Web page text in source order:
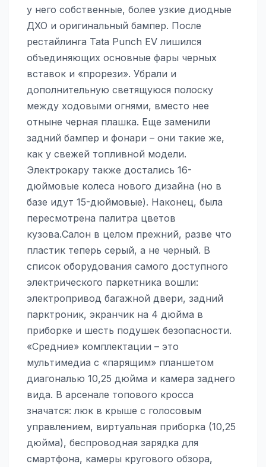
у него собственные, более узкие диодные
ДХО и оригинальный бампер. После
рестайлинга Tata Punch EV лишился
объединяющих основные фары черных
вставок и «прорези». Убрали и
дополнительную светящуюся полоску
между ходовыми огнями, вместо нее
отныне черная плашка. Еще заменили
задний бампер и фонари – они такие же,
как у свежей топливной модели.
Электрокару также достались 16-
дюймовые колеса нового дизайна (но в
базе идут 15-дюймовые). Наконец, была
пересмотрена палитра цветов
кузова.Салон в целом прежний, разве что
пластик теперь серый, а не черный. В
список оборудования самого доступного
электрического паркетника вошли:
электропривод багажной двери, задний
парктроник, экранчик на 4 дюйма в
приборке и шесть подушек безопасности.
«Средние» комплектации – это
мультимедиа с «парящим» планшетом
диагональю 10,25 дюйма и камера заднего
вида. В арсенале топового кросса
значатся: люк в крыше с голосовым
управлением, виртуальная приборка (10,25
дюйма), беспроводная зарядка для
смартфона, камеры кругового обзора,